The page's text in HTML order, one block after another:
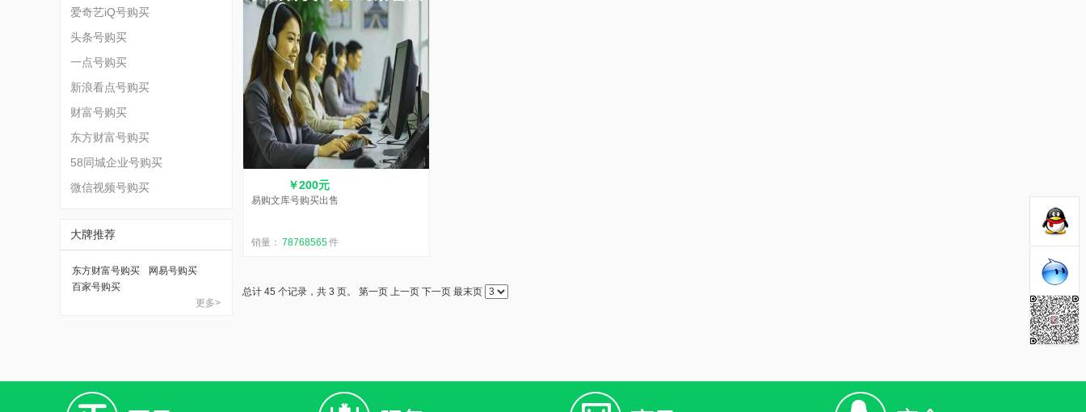
爱奇艺iQ号购买
头条号购买
一点号购买
新浪看点号购买
财富号购买
东方财富号购买
58同城企业号购买
微信视频号购买
大牌推荐
东方财富号购买
网易号购买
百家号购买
更多>
￥200元
易购文库号购买出售
销量： 78768565件
总计 45 个记录，共 3 页。 第一页 上一页 下一页 最末页